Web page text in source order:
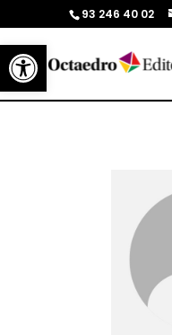
Abrir barra de herramientas
93 246 40 02